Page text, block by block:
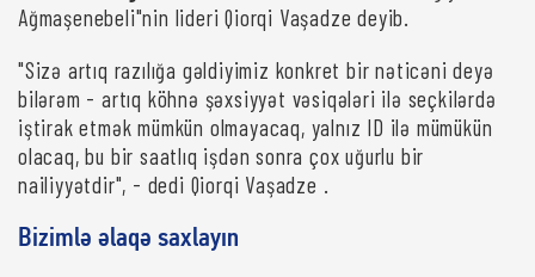
Ağmaşenebeli"nin lideri Qiorqi Vaşadze deyib.
"Sizə artıq razılığa gəldiyimiz konkret bir nəticəni deyə
bilərəm - artıq köhnə şəxsiyyət vəsiqələri ilə seçkilərdə
iştirak etmək mümkün olmayacaq, yalnız ID ilə mümükün
olacaq, bu bir saatlıq işdən sonra çox uğurlu bir
nailiyyətdir", - dedi Qiorqi Vaşadze .
Bizimlə əlaqə saxlayın